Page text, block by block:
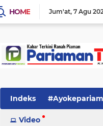
HOME Jum'at 7 Agu
Indeks
Video